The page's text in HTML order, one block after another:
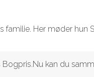
Her møder hun
kan du